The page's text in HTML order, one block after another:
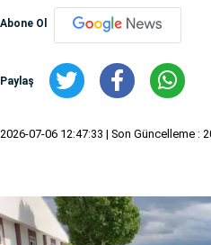
Abone Ol
Paylaş
2026-07-06 12:47:33 | Son Güncelleme :